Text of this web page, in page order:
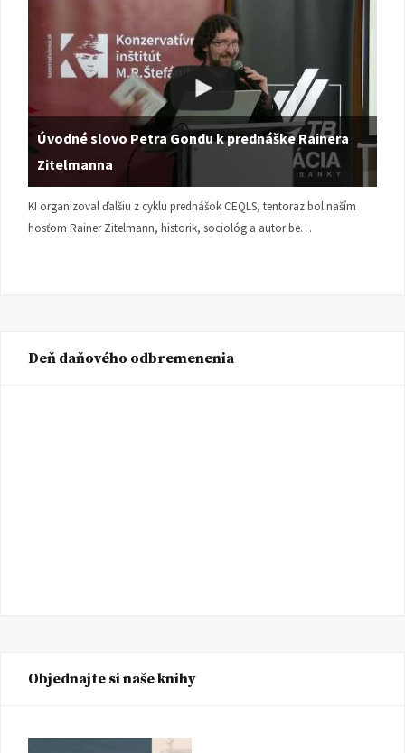
Úvodné slovo Petra Gondu k prednáške Rainera
Zitelmanna
KI organizoval ďalšiu z cyklu prednášok CEQLS, tentoraz bol naším
hosťom Rainer Zitelmann, historik, sociológ a autor be…
Deň daňového odbremenenia
Objednajte si naše knihy